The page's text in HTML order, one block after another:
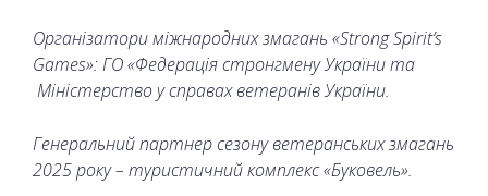
Організатори міжнародних змагань «Strong Spirit’s
Games»: ГО «Федерація стронгмену України та
Міністерство у справах ветеранів України.
Генеральний партнер сезону ветеранських змагань
2025 року – туристичний комплекс «Буковель».